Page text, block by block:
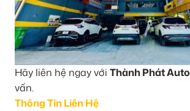
Hãy liên hệ ngay với Thành Phát Auto
vấn.
Thông Tin Liên Hệ